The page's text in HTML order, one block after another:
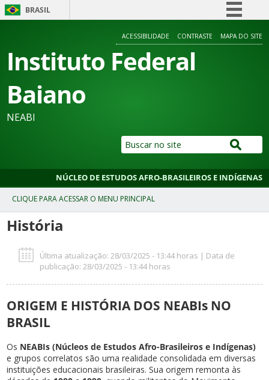
BRASIL
Participe
ACESSIBILIDADE CONTRASTE MAPA DO SITE
Instituto Federal
Baiano
NEABI
NÚCLEO DE ESTUDOS AFRO-BRASILEIROS E INDÍGENAS
História
Última atualização: 28/03/2025 - 13:44 horas | Data de
publicação: 28/03/2025 - 13:44 horas
ORIGEM E HISTÓRIA DOS NEABIs NO
BRASIL
Os NEABIs (Núcleos de Estudos Afro-Brasileiros e Indígenas)
e grupos correlatos são uma realidade consolidada em diversas
instituições educacionais brasileiras. Sua origem remonta às